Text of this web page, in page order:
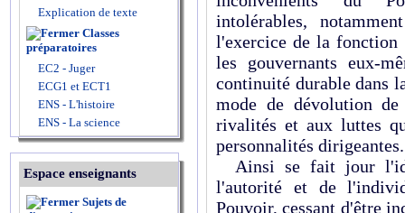
Explication de texte
Classes
préparatoires
EC2 - Juger
ECG1 et ECT1
ENS - L'histoire
ENS - La science
Espace enseignants
Sujets de
intolérables,
l'exercice de la fonction
les gouvernants eux-
continuité durable dans
mode de dévolution
rivalités et aux luttes
personnalités
Ainsi se fait jour
l'autorité et de
Pouvoir, cessant d'être